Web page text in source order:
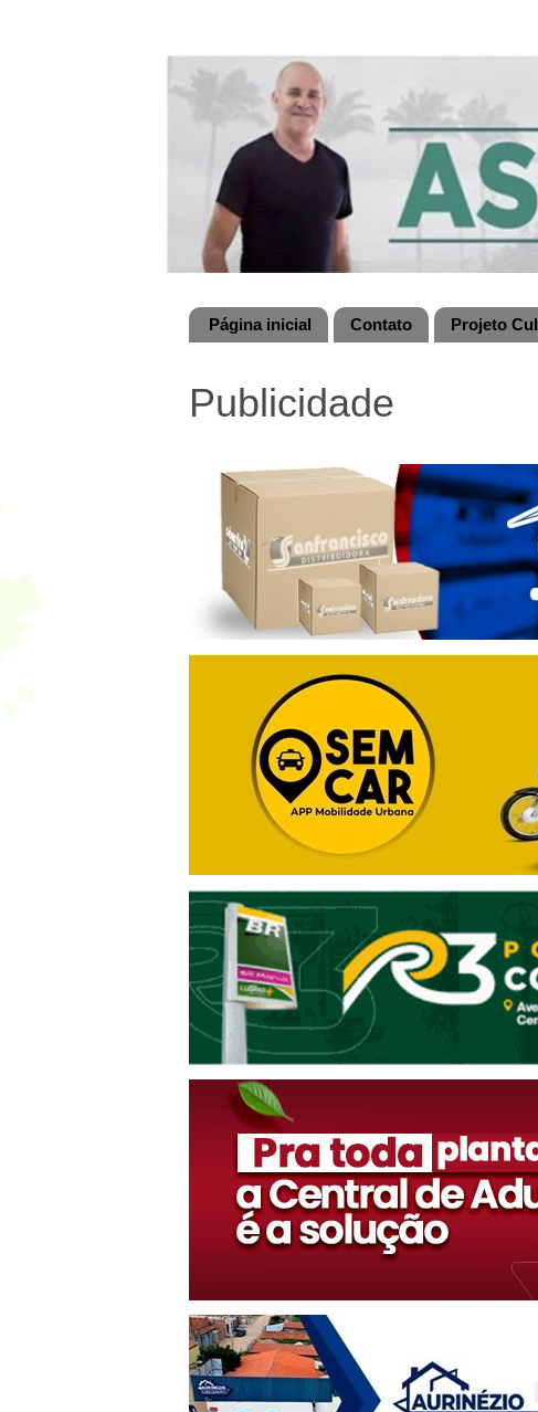
Página inicial Contato Projeto
Publicidade